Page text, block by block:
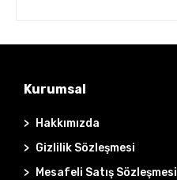
Kurumsal
Hakkımızda
Gizlilik Sözleşmesi
Mesafeli Satış Sözleşmesi